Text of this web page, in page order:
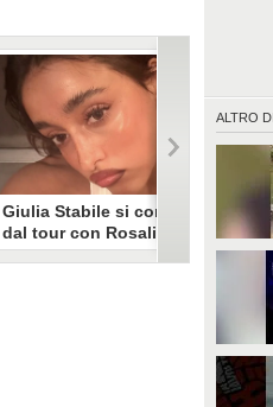
ALTRO DI
Giulia Stabile si confessa
dal tour con Rosalia: "Non
sono stata bene, costretta
ballo di Rosalia, Giulia Stabile si è
lasciata andare a una confessione